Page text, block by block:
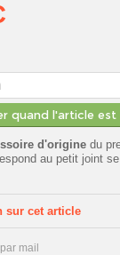
quand l'article est
d'originedu
au petit joint
sur cet article
mail